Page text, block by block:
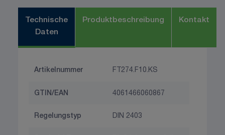
Technische
Daten
Produktbeschreibung Kontakt
Artikelnummer FT274.F10.KS
GTIN/EAN 4061466060867
Regelungstyp DIN 2403